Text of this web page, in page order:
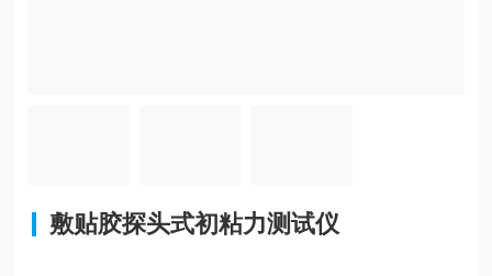
敷贴胶探头式初粘力测试仪